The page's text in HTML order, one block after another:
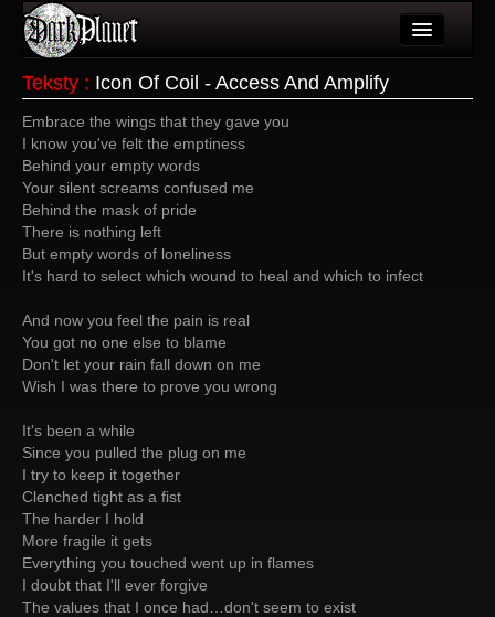
Wydarzenia
Galeria
Forum
Więcej
Login
Teksty : Icon Of Coil - Access And Amplify
Embrace the wings that they gave you
I know you've felt the emptiness
Behind your empty words
Your silent screams confused me
Behind the mask of pride
There is nothing left
But empty words of loneliness
It's hard to select which wound to heal and which to infect
And now you feel the pain is real
You got no one else to blame
Don't let your rain fall down on me
Wish I was there to prove you wrong
It's been a while
Since you pulled the plug on me
I try to keep it together
Clenched tight as a fist
The harder I hold
More fragile it gets
Everything you touched went up in flames
I doubt that I'll ever forgive
The values that I once had…don't seem to exist